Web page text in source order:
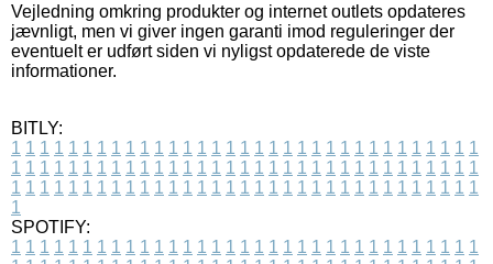
Vejledning omkring produkter og internet outlets opdateres
jævnligt, men vi giver ingen garanti imod reguleringer der
eventuelt er udført siden vi nyligst opdaterede de viste
informationer.
BITLY:
1 1 1 1 1 1 1 1 1 1 1 1 1 1 1 1 1 1 1 1 1 1 1 1 1 1 1 1 1 1 1 1 1
1 1 1 1 1 1 1 1 1 1 1 1 1 1 1 1 1 1 1 1 1 1 1 1 1 1 1 1 1 1 1 1 1
1 1 1 1 1 1 1 1 1 1 1 1 1 1 1 1 1 1 1 1 1 1 1 1 1 1 1 1 1 1 1 1 1
1
SPOTIFY:
1 1 1 1 1 1 1 1 1 1 1 1 1 1 1 1 1 1 1 1 1 1 1 1 1 1 1 1 1 1 1 1 1